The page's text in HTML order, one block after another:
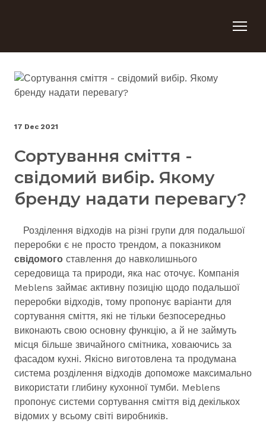
17 Dec 2021
Сортування сміття -
свідомий вибір. Якому
бренду надати перевагу?
Розділення відходів на різні групи для подальшої
переробки є не просто трендом, а показником
свідомого ставлення до навколишнього
середовища та природи, яка нас оточує. Компанія
Meblens займає активну позицію щодо подальшої
переробки відходів, тому пропонує варіанти для
сортування сміття, які не тільки безпосередньо
виконають свою основну функцію, а й не займуть
місця більше звичайного смітника, ховаючись за
фасадом кухні. Якісно виготовлена та продумана
система розділення відходів допоможе максимально
використати глибину кухонної тумби. Meblens
пропонує системи сортування сміття від декількох
відомих у всьому світі виробників.